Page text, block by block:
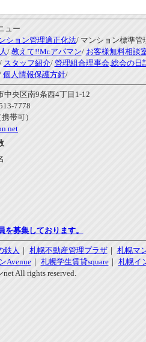
ュー
ション管理適正化法/ マンション標準管
/ 教えて!!Mr.アパマン/ お客様無料相談
スタッフ紹介/ 管理組合理事会,総会の日
個人情報保護方針/
央区南9条西4丁目1-12
7778
帯可）
募集しております。
鉄人 ｜ 札幌不動産管理プラザ｜ 札幌マ
Avenue｜ 札幌学生賃貸square｜ 札幌イ
All rights reserved.